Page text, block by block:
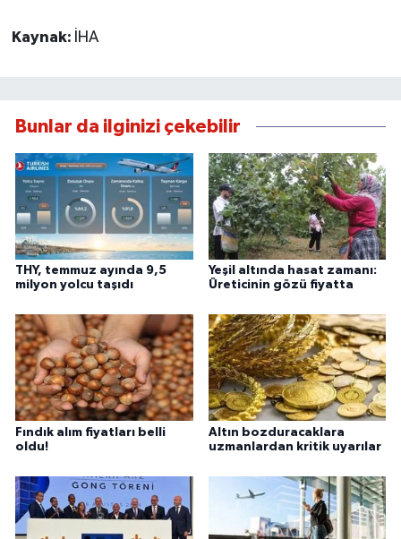
Kaynak: İHA
Bunlar da ilginizi çekebilir
THY, temmuz ayında 9,5
milyon yolcu taşıdı
Yeşil altında hasat zamanı:
Üreticinin gözü fiyatta
Fındık alım fiyatları belli
oldu!
Altın bozduracaklara
uzmanlardan kritik uyarılar